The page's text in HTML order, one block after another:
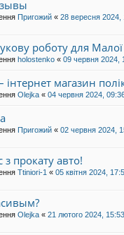
Пригожий « 28 вересня 2024,
роботу для Малої
holostenko « 09 червня 2024,
інтернет магазин
Olejka « 04 червня 2024,
Пригожий « 02 червня 2024,
прокату авто!
Ttiniori-1 « 05 квітня 2024,
Olejka « 21 лютого 2024, 15:53